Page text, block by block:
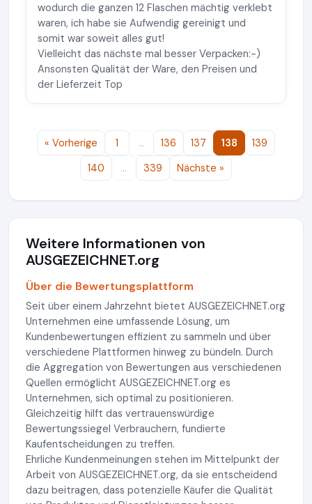
wodurch die ganzen 12 Flaschen mächtig verklebt
waren, ich habe sie Aufwendig gereinigt und
somit war soweit alles gut!
Vielleicht das nächste mal besser Verpacken:-)
Ansonsten Qualität der Ware, den Preisen und
der Lieferzeit Top
« Vorherige 1 … 136 137 138
139
140
… 339 Nächste »
Weitere Informationen von
AUSGEZEICHNET.org
Über die Bewertungsplattform
Seit über einem Jahrzehnt bietet AUSGEZEICHNET.org
Unternehmen eine umfassende Lösung, um
Kundenbewertungen effizient zu sammeln und über
verschiedene Plattformen hinweg zu bündeln. Durch
die Aggregation von Bewertungen aus verschiedenen
Quellen ermöglicht AUSGEZEICHNET.org es
Unternehmen, sich optimal zu positionieren.
Gleichzeitig hilft das vertrauenswürdige
Bewertungssiegel Verbrauchern, fundierte
Kaufentscheidungen zu treffen.
Ehrliche Kundenmeinungen stehen im Mittelpunkt der
Arbeit von AUSGEZEICHNET.org, da sie entscheidend
dazu beitragen, dass potenzielle Käufer die Qualität